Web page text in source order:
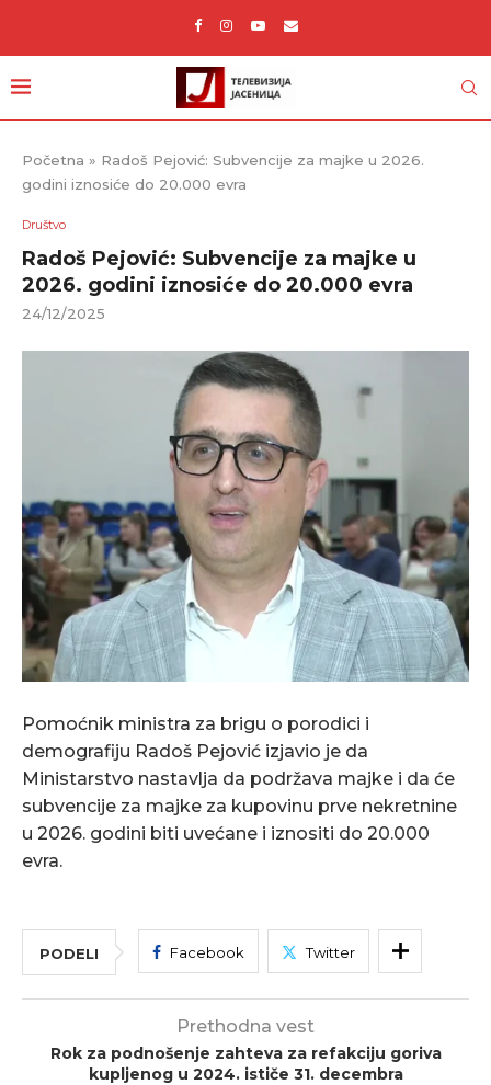
Početna » Radoš Pejović: Subvencije za majke u 2026.
godini iznosiće do 20.000 evra
Društvo
Radoš Pejović: Subvencije za majke u
2026. godini iznosiće do 20.000 evra
24/12/2025
Pomoćnik ministra za brigu o porodici i
demografiju Radoš Pejović izjavio je da
Ministarstvo nastavlja da podržava majke i da će
subvencije za majke za kupovinu prve nekretnine
u 2026. godini biti uvećane i iznositi do 20.000
evra.
PODELI Facebook Twitter
Prethodna vest
Rok za podnošenje zahteva za refakciju goriva
kupljenog u 2024. ističe 31. decembra